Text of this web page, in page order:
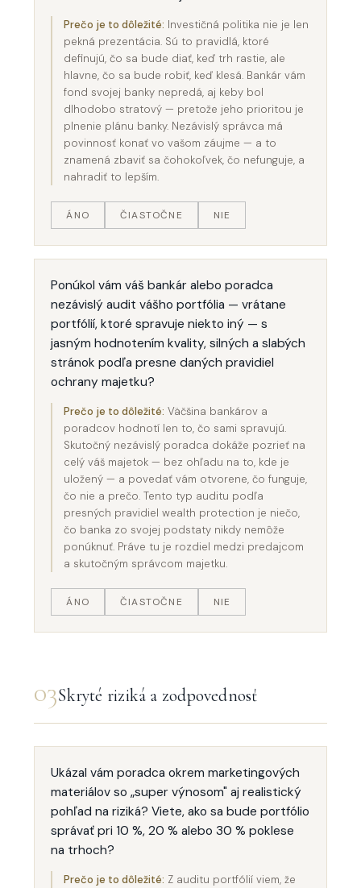
Prečo je to dôležité: Investičná politika nie je len
pekná prezentácia. Sú to pravidlá, ktoré
definujú, čo sa bude diať, keď trh rastie, ale
hlavne, čo sa bude robiť, keď klesá. Bankár vám
fond svojej banky nepredá, aj keby bol
dlhodobo stratový — pretože jeho prioritou je
plnenie plánu banky. Nezávislý správca má
povinnosť konať vo vašom záujme — a to
znamená zbaviť sa čohokoľvek, čo nefunguje, a
nahradiť to lepším.
ÁNO ČIASTOČNE NIE
Ponúkol vám váš bankár alebo poradca
nezávislý audit vášho portfólia — vrátane
portfólií, ktoré spravuje niekto iný — s
jasným hodnotením kvality, silných a slabých
stránok podľa presne daných pravidiel
ochrany majetku?
Prečo je to dôležité: Väčšina bankárov a
poradcov hodnotí len to, čo sami spravujú.
Skutočný nezávislý poradca dokáže pozrieť na
celý váš majetok — bez ohľadu na to, kde je
uložený — a povedať vám otvorene, čo funguje,
čo nie a prečo. Tento typ auditu podľa
presných pravidiel wealth protection je niečo,
čo banka zo svojej podstaty nikdy nemôže
ponúknuť. Práve tu je rozdiel medzi predajcom
a skutočným správcom majetku.
ÁNO ČIASTOČNE NIE
03Skryté riziká a zodpovednosť
Ukázal vám poradca okrem marketingových
materiálov so „super výnosom" aj realistický
pohľad na riziká? Viete, ako sa bude portfólio
správať pri 10 %, 20 % alebo 30 % poklese
na trhoch?
Prečo je to dôležité: Z auditu portfólií viem, že